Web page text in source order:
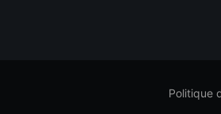
Politique